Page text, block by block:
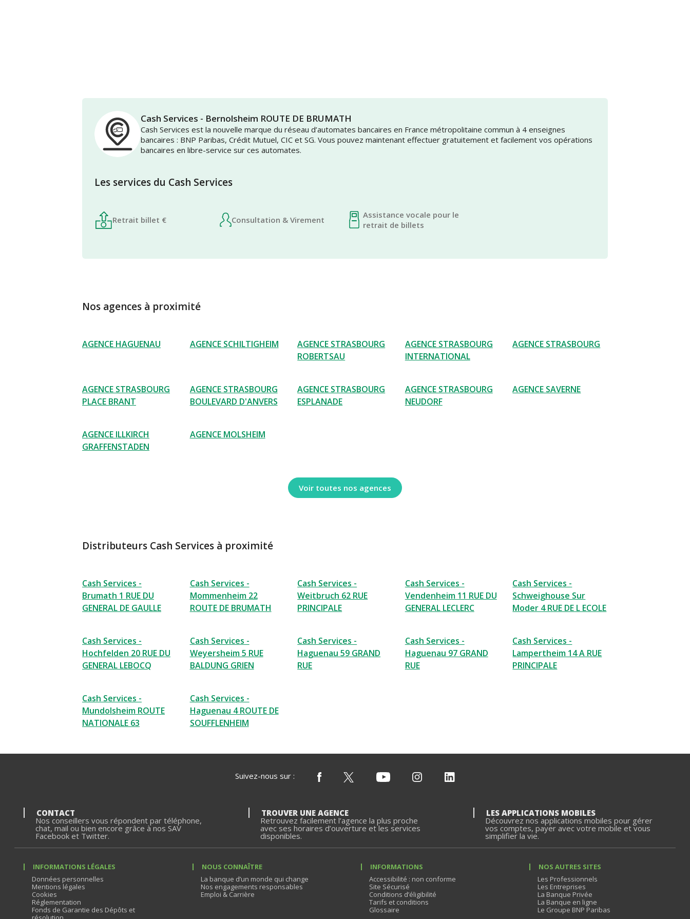
Cash Services - Bernolsheim ROUTE DE BRUMATH
Cash Services est la nouvelle marque du réseau d’automates bancaires en France métropolitaine commun à 4 enseignes
bancaires : BNP Paribas, Crédit Mutuel, CIC et SG. Vous pouvez maintenant effectuer gratuitement et facilement vos opérations
bancaires en libre-service sur ces automates.
Les services du Cash Services
Retrait billet € Consultation & Virement
Assistance vocale pour le
retrait de billets
Nos agences à proximité
AGENCE HAGUENAU AGENCE SCHILTIGHEIM
AGENCE STRASBOURG
ROBERTSAU
AGENCE STRASBOURG
INTERNATIONAL
AGENCE STRASBOURG
AGENCE STRASBOURG
PLACE BRANT
AGENCE STRASBOURG
BOULEVARD D'ANVERS
AGENCE STRASBOURG
ESPLANADE
AGENCE STRASBOURG
NEUDORF
AGENCE SAVERNE
AGENCE ILLKIRCH
GRAFFENSTADEN
AGENCE MOLSHEIM
Voir toutes nos agences
Distributeurs Cash Services à proximité
Cash Services -
Brumath 1 RUE DU
GENERAL DE GAULLE
Cash Services -
Mommenheim 22
ROUTE DE BRUMATH
Cash Services -
Weitbruch 62 RUE
PRINCIPALE
Cash Services -
Vendenheim 11 RUE DU
GENERAL LECLERC
Cash Services -
Schweighouse Sur
Moder 4 RUE DE L ECOLE
Cash Services -
Hochfelden 20 RUE DU
GENERAL LEBOCQ
Cash Services -
Weyersheim 5 RUE
BALDUNG GRIEN
Cash Services -
Haguenau 59 GRAND
RUE
Cash Services -
Haguenau 97 GRAND
RUE
Cash Services -
Lampertheim 14 A RUE
PRINCIPALE
Cash Services -
Mundolsheim ROUTE
NATIONALE 63
Cash Services -
Haguenau 4 ROUTE DE
SOUFFLENHEIM
Suivez-nous sur :
CONTACT
Nos conseillers vous répondent par téléphone,
chat, mail ou bien encore grâce à nos SAV
Facebook et Twitter.
TROUVER UNE AGENCE
Retrouvez facilement l’agence la plus proche
avec ses horaires d’ouverture et les services
disponibles.
LES APPLICATIONS MOBILES
Découvrez nos applications mobiles pour gérer
vos comptes, payer avec votre mobile et vous
simplifier la vie.
INFORMATIONS LÉGALES
Données personnelles
Mentions légales
Cookies
Réglementation
Fonds de Garantie des Dépôts et
NOUS CONNAÎTRE
La banque d’un monde qui change
Nos engagements responsables
Emploi & Carrière
INFORMATIONS
Accessibilité : non conforme
Site Sécurisé
Conditions d’éligibilité
Tarifs et conditions
Glossaire
NOS AUTRES SITES
Les Professionnels
Les Entreprises
La Banque Privée
La Banque en ligne
Le Groupe BNP Paribas